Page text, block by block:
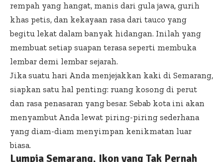
rempah yang hangat, manis dari gula jawa, gurih
khas petis, dan kekayaan rasa dari tauco yang
begitu lekat dalam banyak hidangan. Inilah yang
membuat setiap suapan terasa seperti membuka
lembar demi lembar sejarah.
Jika suatu hari Anda menjejakkan kaki di Semarang,
siapkan satu hal penting: ruang kosong di perut
dan rasa penasaran yang besar. Sebab kota ini akan
menyambut Anda lewat piring-piring sederhana
yang diam-diam menyimpan kenikmatan luar
biasa.
Lumpia Semarang, Ikon yang Tak Pernah